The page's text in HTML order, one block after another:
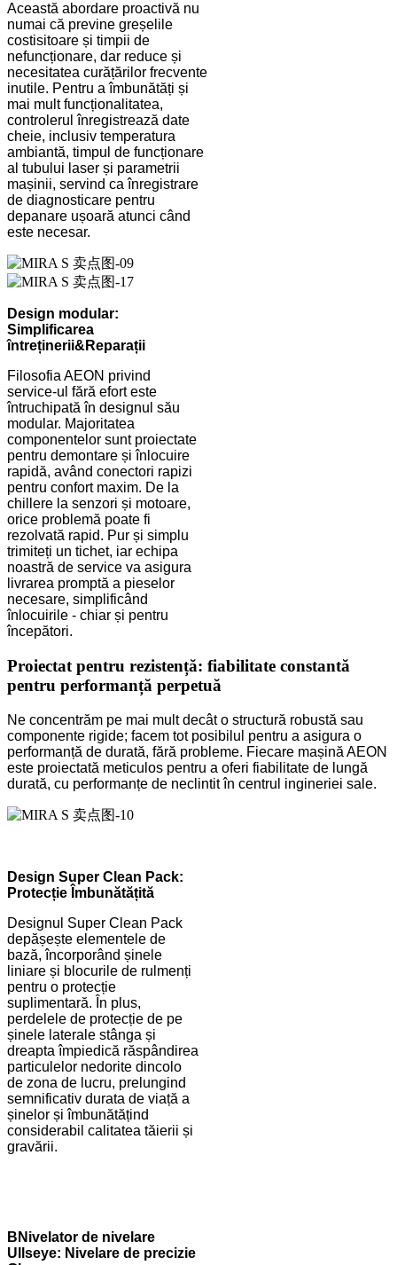
Această abordare proactivă nu
numai că previne greșelile
costisitoare și timpii de
nefuncționare, dar reduce și
necesitatea curățărilor frecvente
inutile. Pentru a îmbunătăți și
mai mult funcționalitatea,
controlerul înregistrează date
cheie, inclusiv temperatura
ambiantă, timpul de funcționare
al tubului laser și parametrii
mașinii, servind ca înregistrare
de diagnosticare pentru
depanare ușoară atunci când
este necesar.
Design modular:
Simplificarea
întreținerii& Reparații
Filosofia AEON privind
service-ul fără efort este
întruchipată în designul său
modular. Majoritatea
componentelor sunt proiectate
pentru demontare și înlocuire
rapidă, având conectori rapizi
pentru confort maxim. De la
chillere la senzori și motoare,
orice problemă poate fi
rezolvată rapid. Pur și simplu
trimiteți un tichet, iar echipa
noastră de service va asigura
livrarea promptă a pieselor
necesare, simplificând
înlocuirile - chiar și pentru
începători.
Proiectat pentru rezistență: fiabilitate constantă
pentru performanță perpetuă
Ne concentrăm pe mai mult decât o structură robustă sau
componente rigide; facem tot posibilul pentru a asigura o
performanță de durată, fără probleme. Fiecare mașină AEON
este proiectată meticulos pentru a oferi fiabilitate de lungă
durată, cu performanțe de neclintit în centrul ingineriei sale.
Design Super Clean Pack:
Protecție Îmbunătățită
Designul Super Clean Pack
depășește elementele de
bază, încorporând șinele
liniare și blocurile de rulmenți
pentru o protecție
suplimentară. În plus,
perdelele de protecție de pe
șinele laterale stânga și
dreapta împiedică răspândirea
particulelor nedorite dincolo
de zona de lucru, prelungind
semnificativ durata de viață a
șinelor și îmbunătățind
considerabil calitatea tăierii și
gravării.
B Nivelator de nivelare
Ullseye: Nivelare de precizie